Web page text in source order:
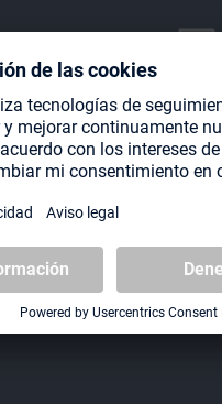
Diseñado para
Páginas sin